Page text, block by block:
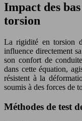
Impact des
torsion
La rigidité en torsion
influence directement
son confort de
dans cette équation,
résistent à la
soumis à des forces de
Méthodes de test